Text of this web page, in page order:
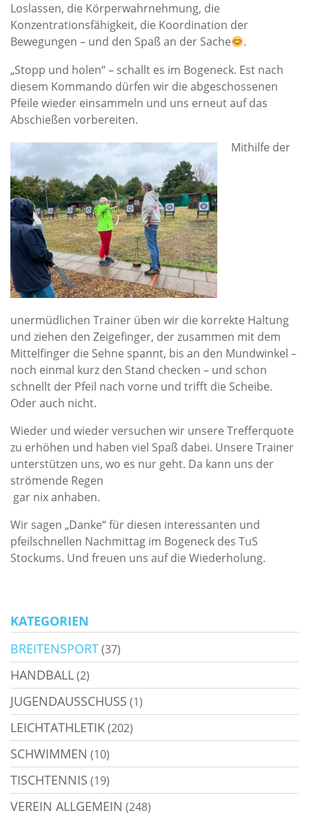
Loslassen, die Körperwahrnehmung, die
Konzentrationsfähigkeit, die Koordination der
Bewegungen – und den Spaß an der Sache
.
„Stopp und holen“ – schallt es im Bogeneck. Est nach
diesem Kommando dürfen wir die abgeschossenen
Pfeile wieder einsammeln und uns erneut auf das
Abschießen vorbereiten.
Mithilfe der
unermüdlichen Trainer üben wir die korrekte Haltung
und ziehen den Zeigefinger, der zusammen mit dem
Mittelfinger die Sehne spannt, bis an den Mundwinkel –
noch einmal kurz den Stand checken – und schon
schnellt der Pfeil nach vorne und trifft die Scheibe.
Oder auch nicht.
Wieder und wieder versuchen wir unsere Trefferquote
zu erhöhen und haben viel Spaß dabei. Unsere Trainer
unterstützen uns, wo es nur geht. Da kann uns der
strömende Regen
gar nix anhaben.
Wir sagen „Danke“ für diesen interessanten und
pfeilschnellen Nachmittag im Bogeneck des TuS
Stockums. Und freuen uns auf die Wiederholung.
KATEGORIEN
BREITENSPORT(37)
HANDBALL(2)
JUGENDAUSSCHUSS (1)
LEICHTATHLETIK(202)
SCHWIMMEN (10)
TISCHTENNIS (19)
VEREIN ALLGEMEIN (248)